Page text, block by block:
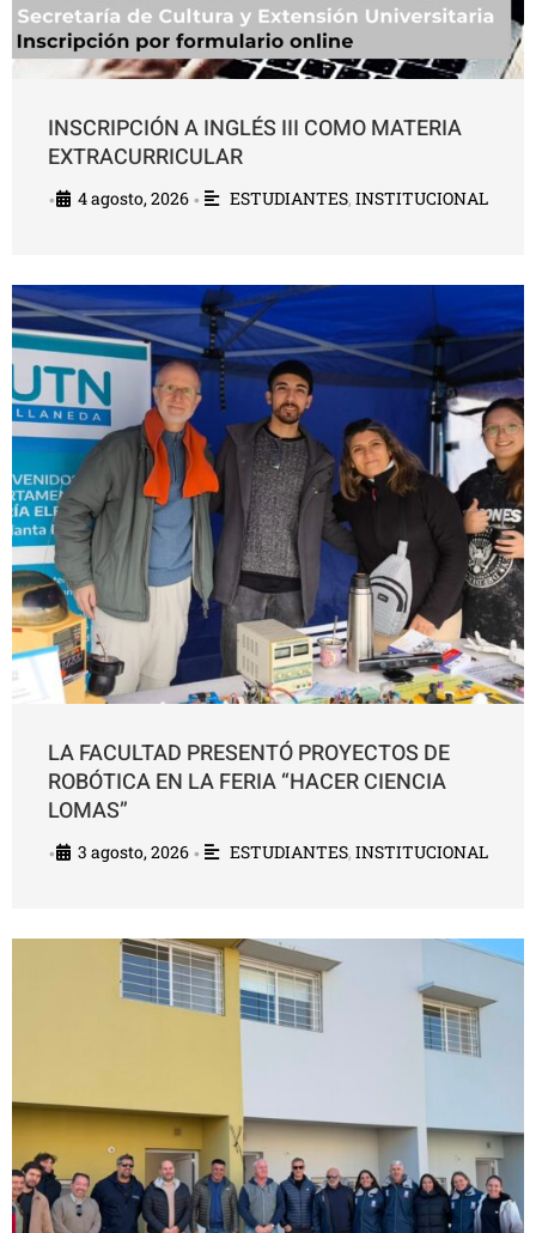
INSCRIPCIÓN A INGLÉS III COMO MATERIA
EXTRACURRICULAR
• 4 agosto, 2026 • ESTUDIANTES, INSTITUCIONAL
LA FACULTAD PRESENTÓ PROYECTOS DE
ROBÓTICA EN LA FERIA “HACER CIENCIA
LOMAS”
• 3 agosto, 2026 • ESTUDIANTES, INSTITUCIONAL